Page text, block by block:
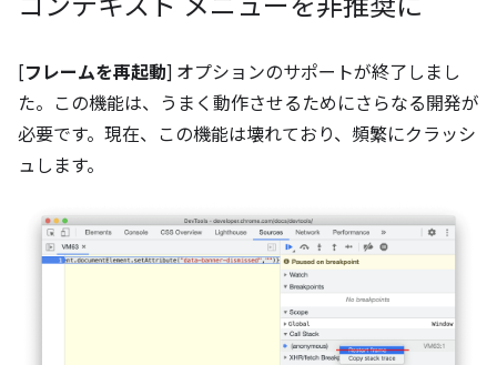
コンテキスト メニューを非推奨に
[フレームを再起動] オプションのサポートが終了しまし
た。この機能は、うまく動作させるためにさらなる開発が
必要です。現在、この機能は壊れており、頻繁にクラッシ
ュします。